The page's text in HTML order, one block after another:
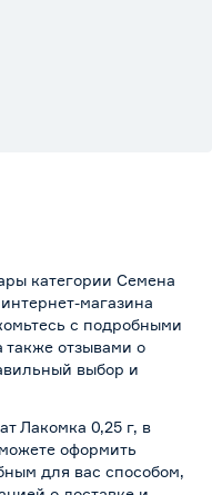
категории Семена
магазина
с подробными
также отзывами о
выбор и
Лакомка 0,25 г, в
оформить
для вас способом,